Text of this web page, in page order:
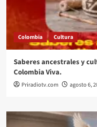
Colombia Cultura
Saberes ancestrales y
Colombia Viva.
Priradiotv.com agosto 6,